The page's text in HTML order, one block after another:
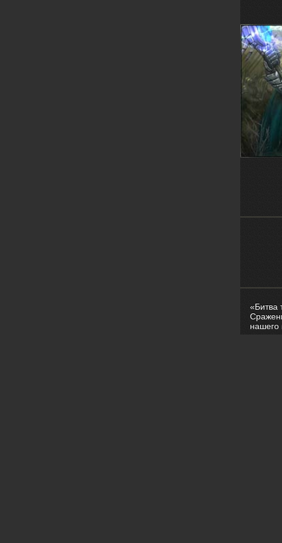
«Битва
нашего